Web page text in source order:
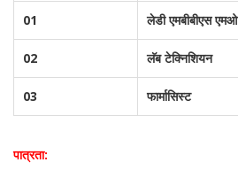
01 लेडी एमबीबीएस एमओ
02 लॅब टेक्निशियन
03 फार्मासिस्ट
पात्रता: